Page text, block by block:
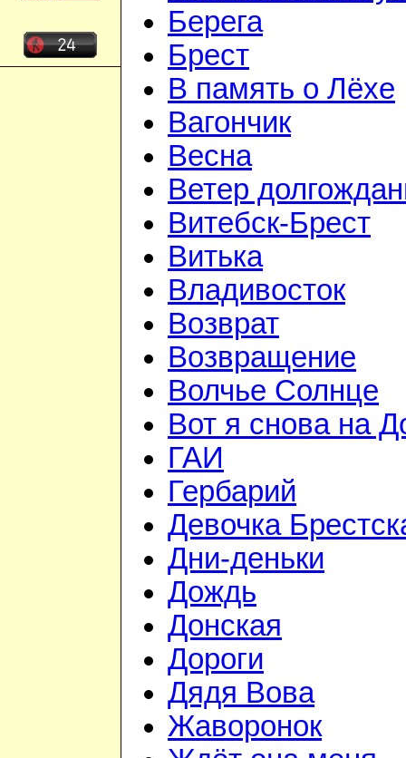
Берега
Брест
В память о Лёхе
Вагончик
Весна
Ветер
Витебск-Брест
Витька
Владивосток
Возврат
Возвращение
Волчье Солнце
Вот я снова на
ГАИ
Гербарий
Девочка
Дни-деньки
Дождь
Донская
Дороги
Дядя Вова
Жаворонок